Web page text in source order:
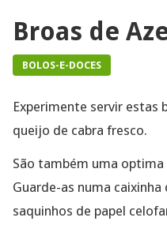
Broas de
BOLOS-E-DOCES
Experimente servir estas
queijo de cabra fresco.
São também uma
Guarde-as numa
saquinhos de papel